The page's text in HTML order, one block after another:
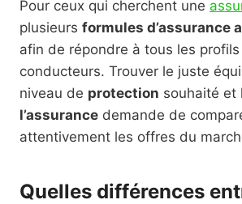
Pour ceux qui cherchent une
plusieurs formules d’assurance
afin de répondre à tous les
conducteurs. Trouver le juste
niveau de protection souhaité et
l’assurance demande de
attentivement les offres du
Quelles différences